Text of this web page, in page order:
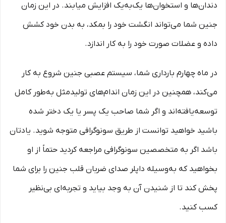
دندان‌ها و استخوان‌ها یک‌به‌یک افزایش میابند. در این زمان
جنین شما می‌تواند انگشت خود را بمکد، به بدن خود کشش
داده و عضلات صورت خود را به کار اندازد.
در ماه چهارم بارداری شما، سیستم عصبی جنین شروع به کار
می‌کند، همچنین در این زمان اندام‌های تولیدمثل به‌طور کامل
توسعه‌یافته‌اند و اگر شما صاحب یک پسر یا یک دختر شده
باشید خواهید توانست از طریق سونوگرافی متوجه شوید. یادتان
باشد اگر به متخصصین سونوگرافی مراجعه کردید حتماً از او
بخواهید که به‌وسیله داپلر صدای ضربان قلب جنین را برای شما
پخش کند تا از شنیدن آن به وجد بیاید و تجربه‌ای بی‌نظیر
کسب کنید.